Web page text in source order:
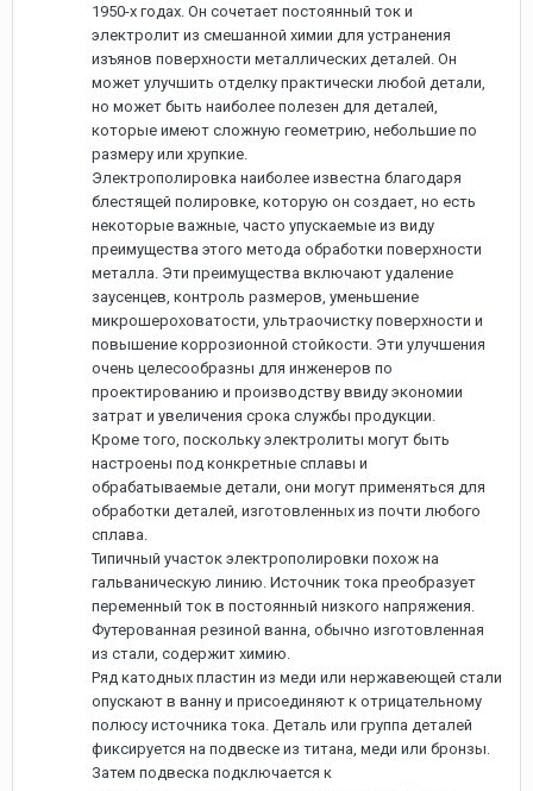
1950-х годах. Он сочетает постоянный ток и
электролит из смешанной химии для устранения
изъянов поверхности металлических деталей. Он
может улучшить отделку практически любой детали,
но может быть наиболее полезен для деталей,
которые имеют сложную геометрию, небольшие по
размеру или хрупкие.
Электрополировка наиболее известна благодаря
блестящей полировке, которую он создает, но есть
некоторые важные, часто упускаемые из виду
преимущества этого метода обработки поверхности
металла. Эти преимущества включают удаление
заусенцев, контроль размеров, уменьшение
микрошероховатости, ультраочистку поверхности и
повышение коррозионной стойкости. Эти улучшения
очень целесообразны для инженеров по
проектированию и производству ввиду экономии
затрат и увеличения срока службы продукции.
Кроме того, поскольку электролиты могут быть
настроены под конкретные сплавы и
обрабатываемые детали, они могут применяться для
обработки деталей, изготовленных из почти любого
сплава.
Типичный участок электрополировки похож на
гальваническую линию. Источник тока преобразует
переменный ток в постоянный низкого напряжения.
Футерованная резиной ванна, обычно изготовленная
из стали, содержит химию.
Ряд катодных пластин из меди или нержавеющей стали
опускают в ванну и присоединяют к отрицательному
полюсу источника тока. Деталь или группа деталей
фиксируется на подвеске из титана, меди или бронзы.
Затем подвеска подключается к